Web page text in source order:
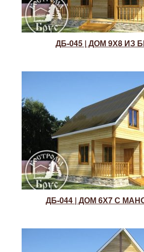
ДБ-045 | ДОМ 9Х8 ИЗ
ДБ-044 | ДОМ 6Х7 С